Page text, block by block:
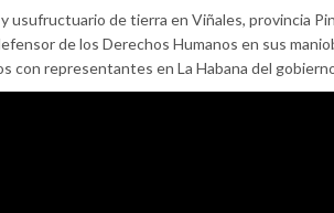
usufructuario de tierra en Viñales, provincia
de los Derechos Humanos en sus
con representantes en La Habana del